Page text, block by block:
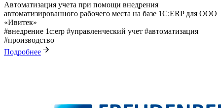
Автоматизация учета при помощи внедрения
автоматизированного рабочего места на базе 1С:ERP для ООО
«Ивитек»
#внедрение 1с:erp #управленческий учет #автоматизация
#производство
Подробнее